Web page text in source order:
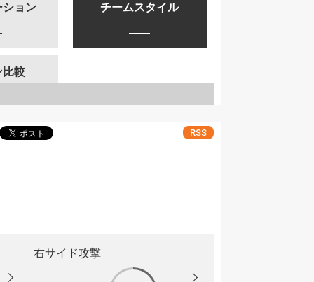
ョン チームスタイル
較
RSS
右サイド攻撃